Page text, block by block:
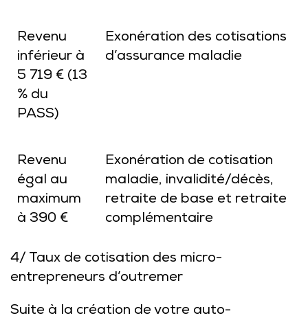
Revenu
inférieur à
5 719 € (13
% du
PASS)
Exonération des cotisations
d’assurance maladie
Revenu
égal au
maximum
à 390 €
Exonération de cotisation
maladie, invalidité/décès,
retraite de base et retraite
complémentaire
4/ Taux de cotisation des micro-
entrepreneurs d’outremer
Suite à la création de votre auto-